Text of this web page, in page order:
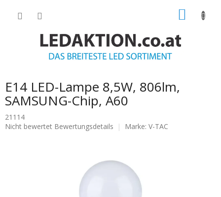
E14 LED-Lampe 8,5W, 806lm,
SAMSUNG-Chip, A60
21114
Die
Nicht bewertet Bewertungsdetails Marke: V-TAC